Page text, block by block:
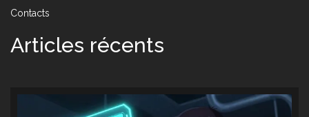
Contacts
Articles récents